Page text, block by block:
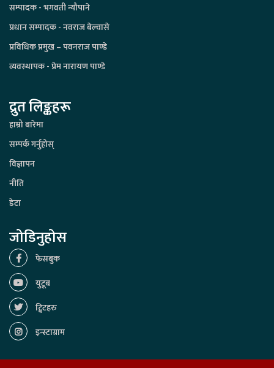
सम्पादक - भगवती न्यौपाने
प्रधान सम्पादक - नवराज बेल्वासे
प्रविधिक प्रमुख – पवनराज पाण्डे
व्यवस्थापक - प्रेम नारायण पाण्डे
द्रुत लिङ्कहरू
हाम्रो बारेमा
सम्पर्क गर्नुहोस्
विज्ञापन
नीति
डेटा
जोडिनुहोस
फेसबुक
युटूब
ट्विटहरु
इन्स्टाग्राम